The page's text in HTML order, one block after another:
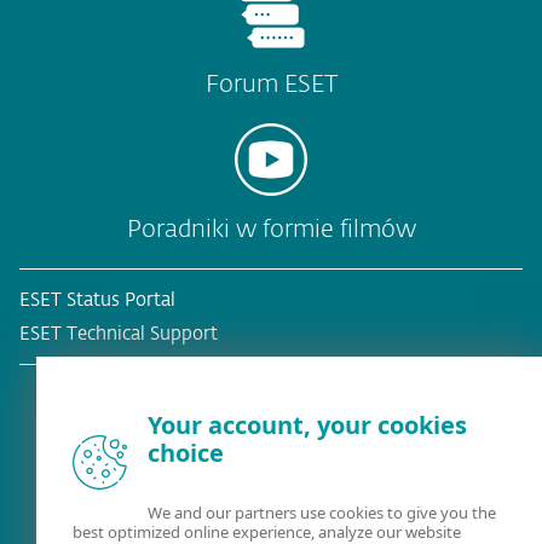
Forum ESET
Poradniki w formie filmów
ESET Status Portal
ESET Technical Support
Your account, your cookies
choice
We and our partners use cookies to give you the
best optimized online experience, analyze our website